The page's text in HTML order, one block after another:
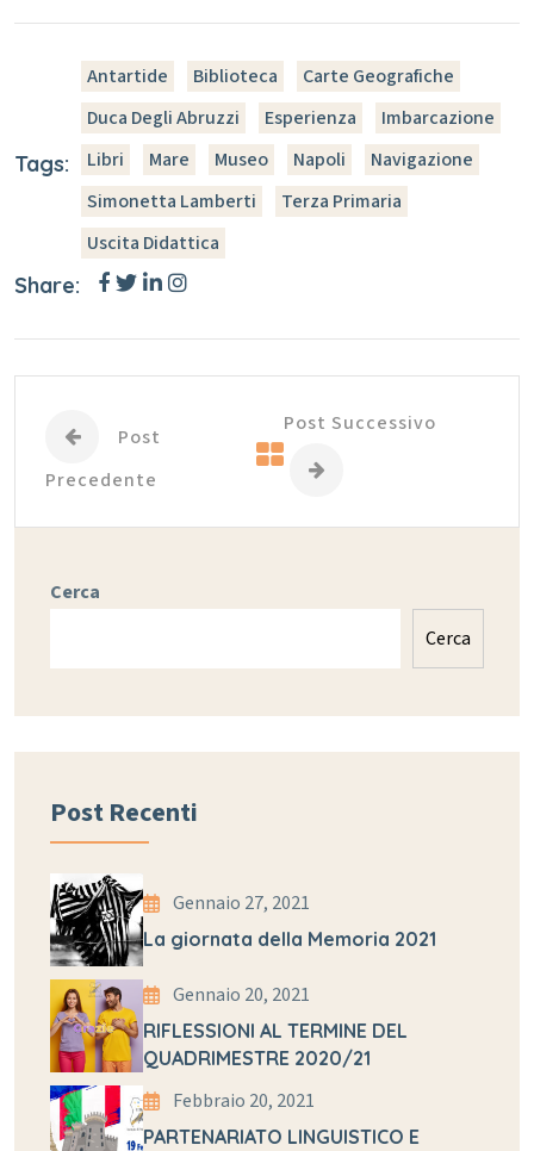
Tags:
Antartide Biblioteca
Carte Geografiche
Duca Degli Abruzzi
Esperienza
Imbarcazione
Libri
Mare Museo Napoli
Navigazione
Simonetta Lamberti
Terza Primaria
Uscita Didattica
Share:
Post
Precedente
Post Successivo
Cerca
Cerca
Post Recenti
Gennaio 27, 2021
La giornata della Memoria 2021
Gennaio 20, 2021
RIFLESSIONI AL TERMINE DEL
QUADRIMESTRE 2020/21
Febbraio 20, 2021
PARTENARIATO LINGUISTICO E